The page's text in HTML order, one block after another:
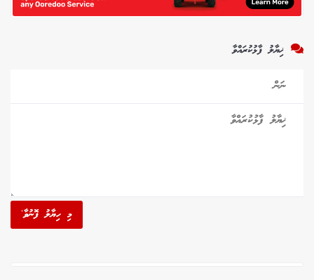
ޚިޔާލު ފާޅުކުރައްވާ
މި ހިޔާލު ފޮނުވާ'